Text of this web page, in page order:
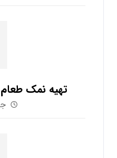
تهیه نمک طعام